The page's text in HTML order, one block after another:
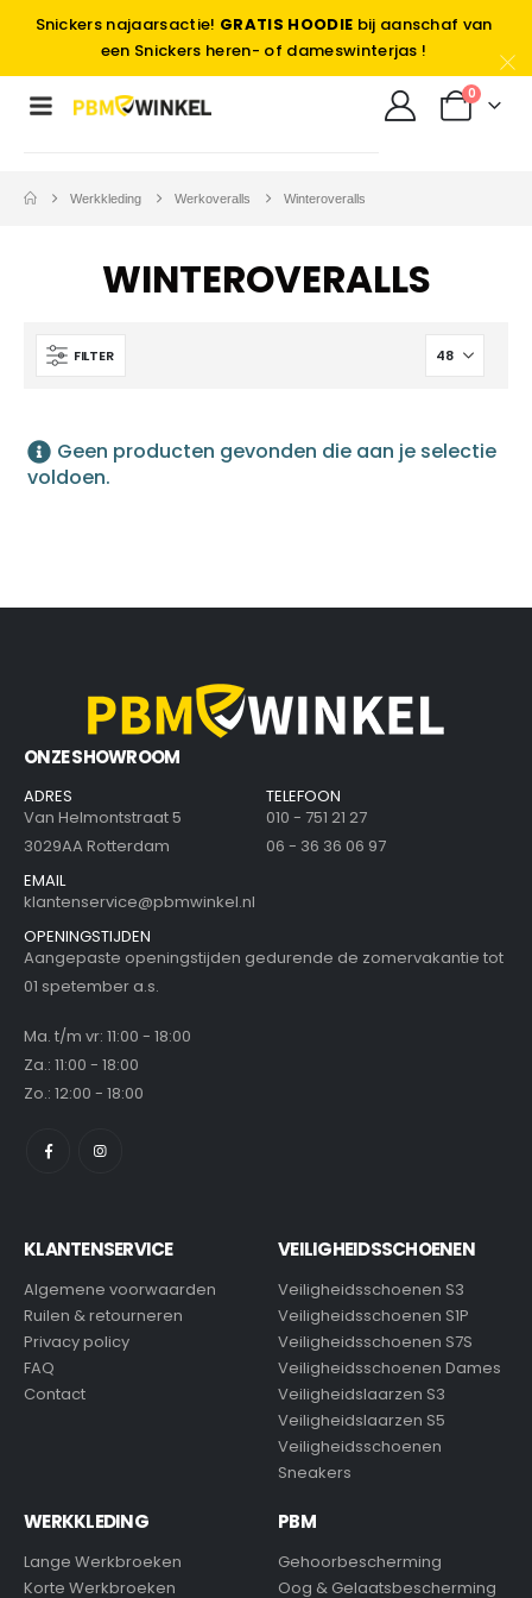
Snickers najaarsactie! GRATIS HOODIE bij aanschaf van
een Snickers heren- of dameswinterjas !
0
Werkkleding Werkoveralls Winteroveralls
WINTEROVERALLS
FILTER
Geen producten gevonden die aan je selectie
voldoen.
ONZE SHOWROOM
ADRES
Van Helmontstraat 5
3029AA Rotterdam
TELEFOON
010 - 751 21 27
06 - 36 36 06 97
EMAIL
klantenservice@pbmwinkel.nl
OPENINGSTIJDEN
Aangepaste openingstijden gedurende de zomervakantie tot
01 spetember a.s.
Ma. t/m vr: 11:00 - 18:00
Za.: 11:00 - 18:00
Zo.: 12:00 - 18:00
KLANTENSERVICE
Algemene voorwaarden
Ruilen & retourneren
Privacy policy
FAQ
Contact
VEILIGHEIDSSCHOENEN
Veiligheidsschoenen S3
Veiligheidsschoenen S1P
Veiligheidsschoenen S7S
Veiligheidsschoenen Dames
Veiligheidslaarzen S3
Veiligheidslaarzen S5
Veiligheidsschoenen
Sneakers
WERKKLEDING
Lange Werkbroeken
Korte Werkbroeken
PBM
Gehoorbescherming
Oog & Gelaatsbescherming